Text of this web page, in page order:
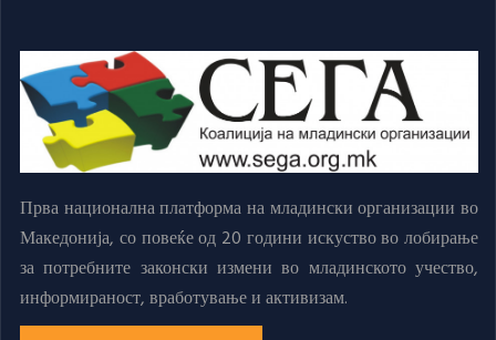
Прва национална платформа на младински организации во
Македонија, со повеќе од 20 години искуство во лобирање
за потребните законски измени во младинското учество,
информираност, вработување и активизам.